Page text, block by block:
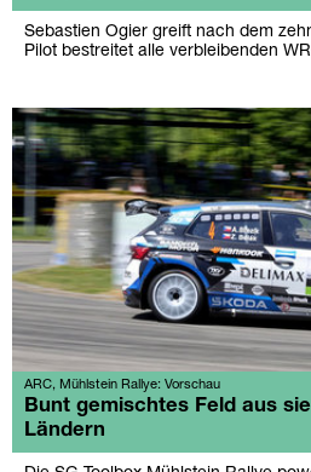
Sebastien Ogier greift nach dem
Pilot bestreitet alle verbleibenden
ARC, Mühlstein Rallye: Vorschau
Bunt gemischtes Feld aus
Ländern